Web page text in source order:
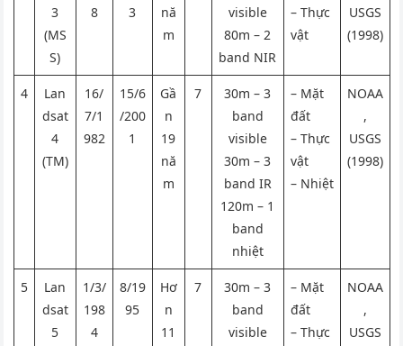
3
(MS
S)
8
3
nă
m
visible
80m – 2
band NIR
– Thực
vật
USGS
(1998)
4
Lan
dsat
4
(TM)
16/
7/1
982
15/6
/200
1
Gầ
n
19
nă
m
7
30m – 3
band
visible
30m – 3
band IR
120m – 1
band
nhiệt
– Mặt
đất
– Thực
vật
– Nhiệt
NOAA
,
USGS
(1998)
5
Lan
dsat
5
1/3/
198
4
8/19
95
Hơ
n
11
7
30m – 3
band
visible
– Mặt
đất
– Thực
NOAA
,
USGS